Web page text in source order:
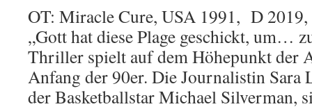
OT: Miracle Cure, USA 1991, D 2019,
„Gott hat diese Plage geschickt, um…
Thriller spielt auf dem Höhepunkt der
Anfang der 90er. Die Journalistin
der Basketballstar Michael